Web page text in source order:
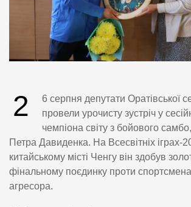
2
6 серпня депутати Оратівської
провели урочисту зустріч у
чемпіона світу з бойового
Петра Давиденка. На Всесвітніх іграх-
китайському місті Ченгу він здобув
фінальному поєдинку проти спортсмена
агресора.